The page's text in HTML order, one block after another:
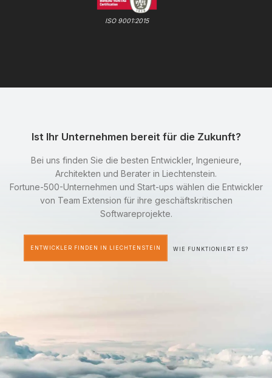
ISO 9001:2015
Ist Ihr Unternehmen bereit für die Zukunft?
Bei uns finden Sie die besten Entwickler, Ingenieure,
Architekten und Berater in Liechtenstein.
Fortune-500-Unternehmen und Start-ups wählen die Entwickler
von Team Extension für ihre geschäftskritischen
Softwareprojekte.
ENTWICKLER FINDEN IN LIECHTENSTEIN WIE FUNKTIONIERT ES?